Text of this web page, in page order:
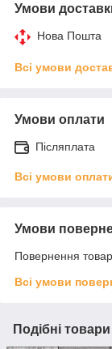
Умови
Нова Пошта
Всі умови
Умови оплати
Післяплата
Всі умови
Умови
Повернення
Всі умови
Подібні